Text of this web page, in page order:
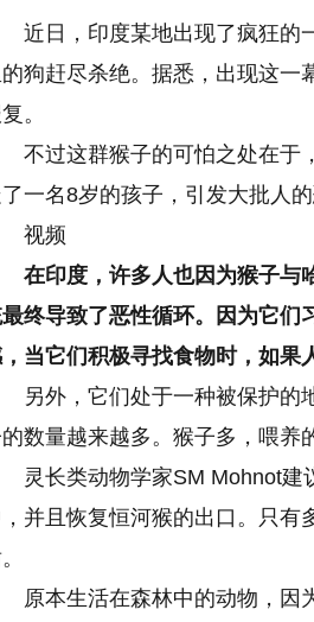
近日，印度某地出现了疯狂的
的狗赶尽杀绝。据悉，出现这
。
不过这群猴子的可怕之处在于
一名8岁的孩子，引发大批人的
视频
在印度，许多人也因为猴子与
终导致了恶性循环。因为它们
当它们积极寻找食物时，如果
另外，它们处于一种被保护的
数量越来越多。猴子多，喂养
灵长类动物学家SM Mohnot
并且恢复恒河猴的出口。只有
原本生活在森林中的动物，因